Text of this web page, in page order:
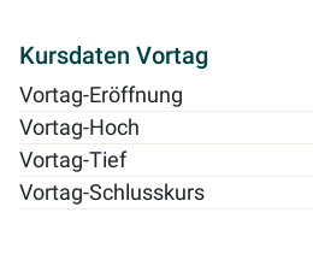
Kursdaten Vortag
Vortag-Eröffnung
Vortag-Hoch
Vortag-Tief
Vortag-Schlusskurs